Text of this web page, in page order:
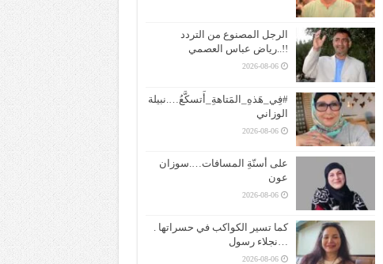
الرجل المصنوع من التردد
!!..رياض عباس العصمي
2026-08-06
#فِي_هَذهِ_المَتاهةِ_أَتسكَّعُ….نبيلة
الوزاني
2026-08-06
على أسنّةِ المسافات….سوزان
عون
2026-08-06
كما تسير الكواكب في حسراتها .
…نجلاء رسول
2026-08-06